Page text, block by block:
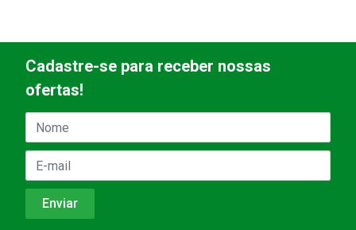
Cadastre-se para receber nossas
ofertas!